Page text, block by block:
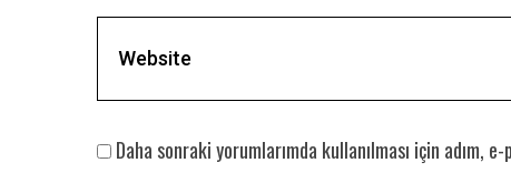
Daha sonraki yorumlarımda kullanılması için adım,